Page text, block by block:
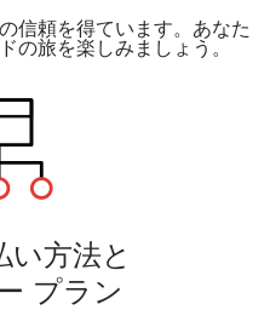
信頼を得ています。あなた
の旅を楽しみましょう。
い方法と
プラン